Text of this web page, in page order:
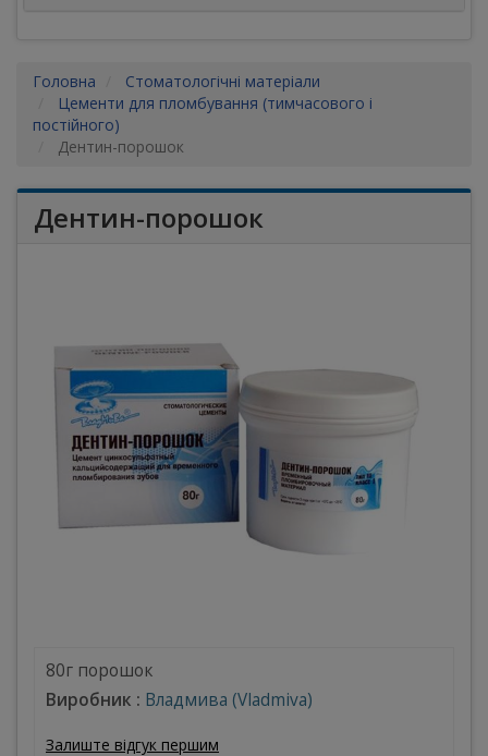
Головна
Стоматологічні матеріали
Цементи для пломбування (тимчасового і
постійного)
Дентин-порошок
Дентин-порошок
80г порошок
Виробник : Владмива (Vladmiva)
Залиште відгук першим